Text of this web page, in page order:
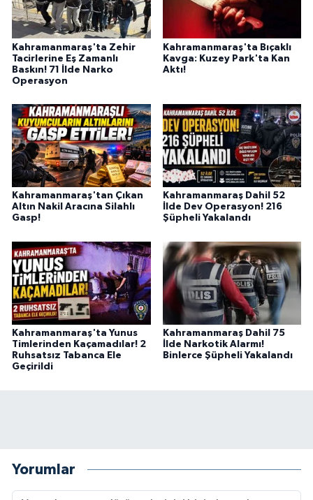
Kahramanmaraş'ta Zehir
Tacirlerine Eş Zamanlı
Baskın! 71 İlde Narko
Operasyon
Kahramanmaraş'ta Bıçaklı
Kavga: Kuzey Park'ta Kan
Aktı!
Kahramanmaraş'tan Çıkan
Altın Nakil Aracına Silahlı
Gasp!
Kahramanmaraş Dahil 52
İlde Dev Operasyon! 216
Şüpheli Yakalandı
Kahramanmaraş'ta Yunus
Timlerinden Kaçamadılar! 2
Ruhsatsız Tabanca Ele
Geçirildi
Kahramanmaraş Dahil 75
İlde Narkotik Alarmı!
Binlerce Şüpheli Yakalandı
Yorumlar
TANITIM
HABERDE İNSAN